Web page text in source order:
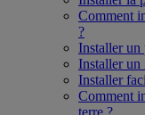
Comment
?
Installer un
Installer un
Installer
Comment
terre ?